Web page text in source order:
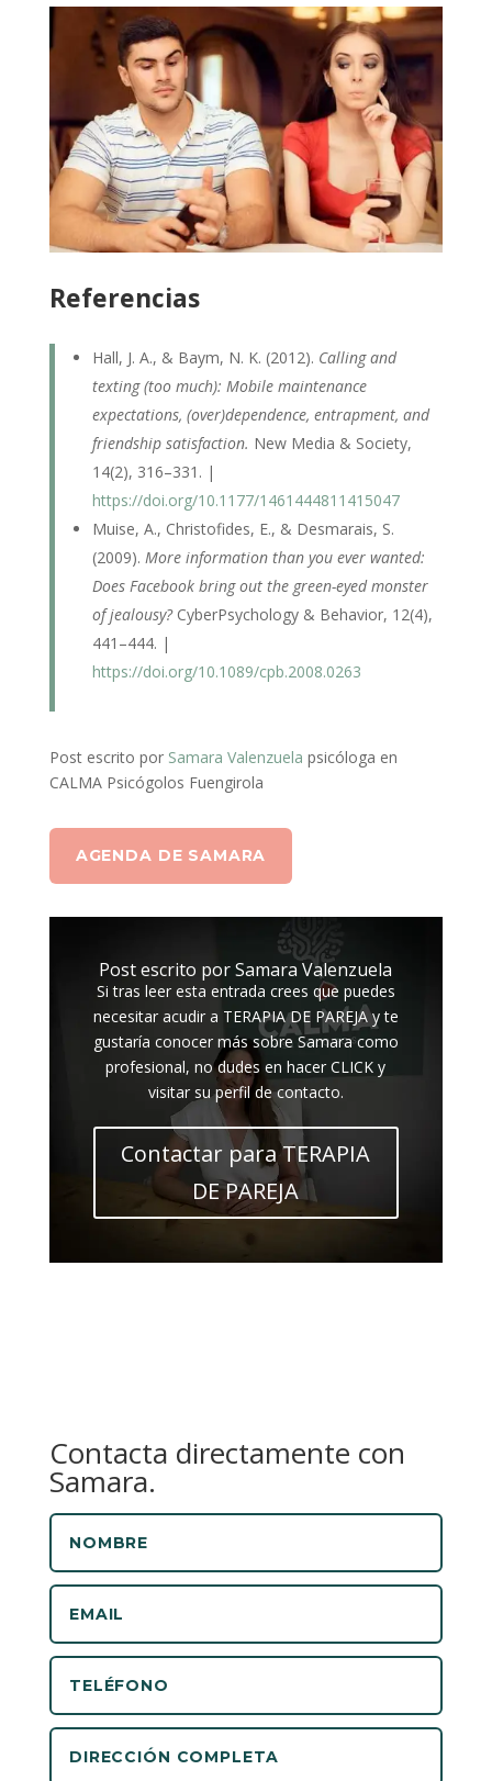
Referencias
Hall, J. A., & Baym, N. K. (2012). Calling and
texting (too much): Mobile maintenance
expectations, (over)dependence, entrapment, and
friendship satisfaction. New Media & Society,
14(2), 316–331. |
https://doi.org/10.1177/1461444811415047
Muise, A., Christofides, E., & Desmarais, S.
(2009). More information than you ever wanted:
Does Facebook bring out the green-eyed monster
of jealousy?CyberPsychology & Behavior, 12(4),
441–444. |
https://doi.org/10.1089/cpb.2008.0263
Post escrito por Samara Valenzuela psicóloga en
CALMA Psicógolos Fuengirola
AGENDA DE SAMARA
Post escrito por Samara Valenzuela
Si tras leer esta entrada crees que puedes
necesitar acudir a TERAPIA DE PAREJA y te
gustaría conocer más sobre Samara como
profesional, no dudes en hacer CLICK y
visitar su perfil de contacto.
Contactar para TERAPIA
DE PAREJA
Contacta directamente con
Samara.